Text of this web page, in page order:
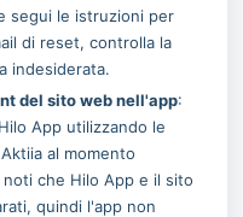
segui le istruzioni per
di reset, controlla la
indesiderata.
del sito web nell'app:
App utilizzando le
al momento
che Hilo App e il sito
quindi l'app non